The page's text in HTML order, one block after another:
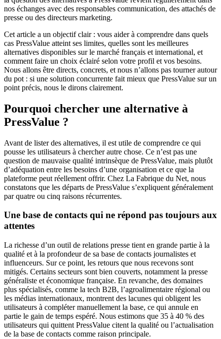
nos échanges avec des responsables communication, des attachés de
presse ou des directeurs marketing.
Cet article a un objectif clair : vous aider à comprendre dans quels
cas PressValue atteint ses limites, quelles sont les meilleures
alternatives disponibles sur le marché français et international, et
comment faire un choix éclairé selon votre profil et vos besoins.
Nous allons être directs, concrets, et nous n’allons pas tourner autour
du pot : si une solution concurrente fait mieux que PressValue sur un
point précis, nous le dirons clairement.
Pourquoi chercher une alternative à
PressValue ?
Avant de lister des alternatives, il est utile de comprendre ce qui
pousse les utilisateurs à chercher autre chose. Ce n’est pas une
question de mauvaise qualité intrinsèque de PressValue, mais plutôt
d’adéquation entre les besoins d’une organisation et ce que la
plateforme peut réellement offrir. Chez La Fabrique du Net, nous
constatons que les départs de PressValue s’expliquent généralement
par quatre ou cinq raisons récurrentes.
Une base de contacts qui ne répond pas toujours aux
attentes
La richesse d’un outil de relations presse tient en grande partie à la
qualité et à la profondeur de sa base de contacts journalistes et
influenceurs. Sur ce point, les retours que nous recevons sont
mitigés. Certains secteurs sont bien couverts, notamment la presse
généraliste et économique française. En revanche, des domaines
plus spécialisés, comme la tech B2B, l’agroalimentaire régional ou
les médias internationaux, montrent des lacunes qui obligent les
utilisateurs à compléter manuellement la base, ce qui annule en
partie le gain de temps espéré. Nous estimons que 35 à 40 % des
utilisateurs qui quittent PressValue citent la qualité ou l’actualisation
de la base de contacts comme raison principale.